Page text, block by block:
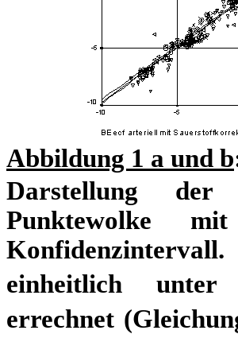
Abbildung 1 a und b
Darstellung der
Punktewolke
einheitlich unter
errechnet